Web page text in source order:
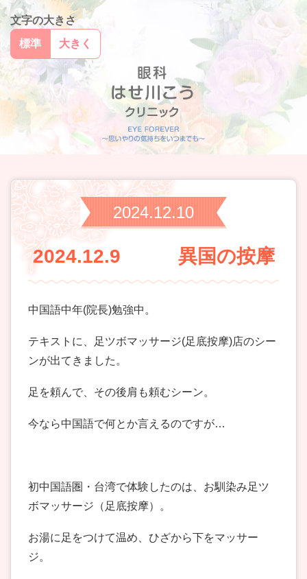
文字の大きさ
標準
大きく
2024.12.10
2024.12.9 異国の按摩
中国語中年(院長)勉強中。
テキストに、足ツボマッサージ(足底按摩)店のシー
ンが出てきました。
足を頼んで、その後肩も頼むシーン。
今なら中国語で何とか言えるのですが…
初中国語圏・台湾で体験したのは、お馴染み足ツ
ボマッサージ（足底按摩）。
お湯に足をつけて温め、ひざから下をマッサー
ジ。